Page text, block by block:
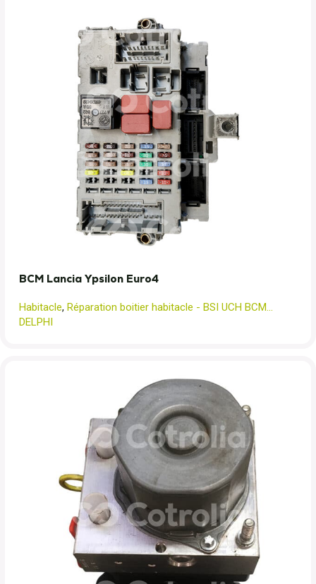
BCM Lancia Ypsilon Euro4
Habitacle, Réparation boitier habitacle - BSI UCH BCM...
DELPHI